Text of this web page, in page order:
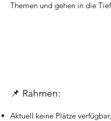
Themen und gehen in die
📌 Rahmen:
Aktuell keine Plätze